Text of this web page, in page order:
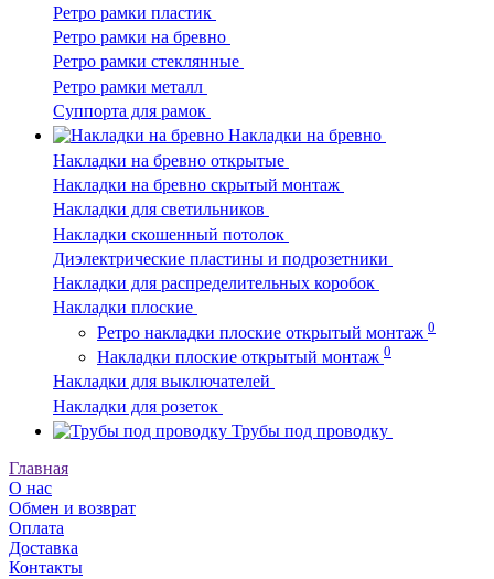
Ретро рамки пластик
Ретро рамки на бревно
Ретро рамки стеклянные
Ретро рамки металл
Суппорта для рамок
Накладки на бревно
Накладки на бревно открытые
Накладки на бревно скрытый монтаж
Накладки для светильников
Накладки скошенный потолок
Диэлектрические пластины и подрозетники
Накладки для распределительных коробок
Накладки плоские
Ретро накладки плоские открытый монтаж 0
Накладки плоские открытый монтаж 0
Накладки для выключателей
Накладки для розеток
Трубы под проводку
Главная
О нас
Обмен и возврат
Оплата
Доставка
Контакты